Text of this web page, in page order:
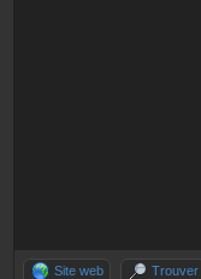
Site web Trouver